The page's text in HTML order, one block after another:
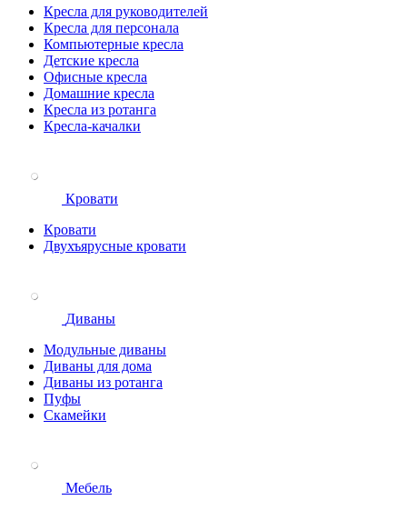
Кресла для руководителей
Кресла для персонала
Компьютерные кресла
Детские кресла
Офисные кресла
Домашние кресла
Кресла из ротанга
Кресла-качалки
Кровати
Кровати
Двухъярусные кровати
Диваны
Модульные диваны
Диваны для дома
Диваны из ротанга
Пуфы
Скамейки
Мебель